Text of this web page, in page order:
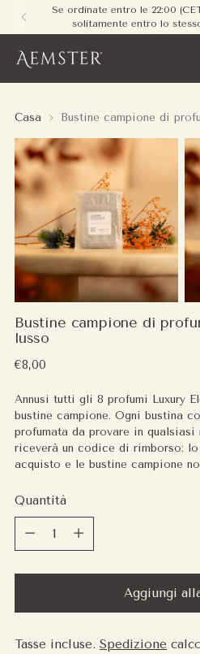
Se ordinate entro le 22:00
solitamente entro lo
Casa Bustine campione di
Bustine campione di
lusso
Prezzo
€8,00
Annusi tutti gli 8 profumi Luxury
bustine campione. Ogni bustina
profumata da provare in qualsiasi
riceverà un codice di rimborso:
acquisto e le bustine campione
Quantità
Aggiungi
Tasse incluse. Spedizione